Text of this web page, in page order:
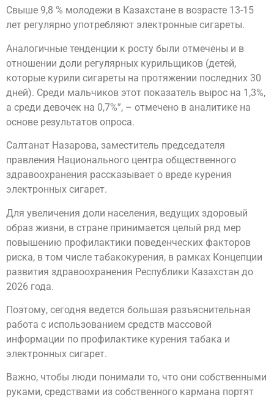
Свыше 9,8 % молодежи в Казахстане в возрасте 13-15
лет регулярно употребляют электронные сигареты.
Аналогичные тенденции к росту были отмечены и в
отношении доли регулярных курильщиков (детей,
которые курили сигареты на протяжении последних 30
дней). Среди мальчиков этот показатель вырос на 1,3%,
а среди девочек на 0,7%”, – отмечено в аналитике на
основе результатов опроса.
Салтанат Назарова, заместитель председателя
правления Национального центра общественного
здравоохранения рассказывает о вреде курения
электронных сигарет.
Для увеличения доли населения, ведущих здоровый
образ жизни, в стране принимается целый ряд мер
повышению профилактики поведенческих факторов
риска, в том числе табакокурения, в рамках Концепции
развития здравоохранения Республики Казахстан до
2026 года.
Поэтому, сегодня ведется большая разъяснительная
работа с использованием средств массовой
информации по профилактике курения табака и
электронных сигарет.
Важно, чтобы люди понимали то, что они собственными
руками, средствами из собственного кармана портят